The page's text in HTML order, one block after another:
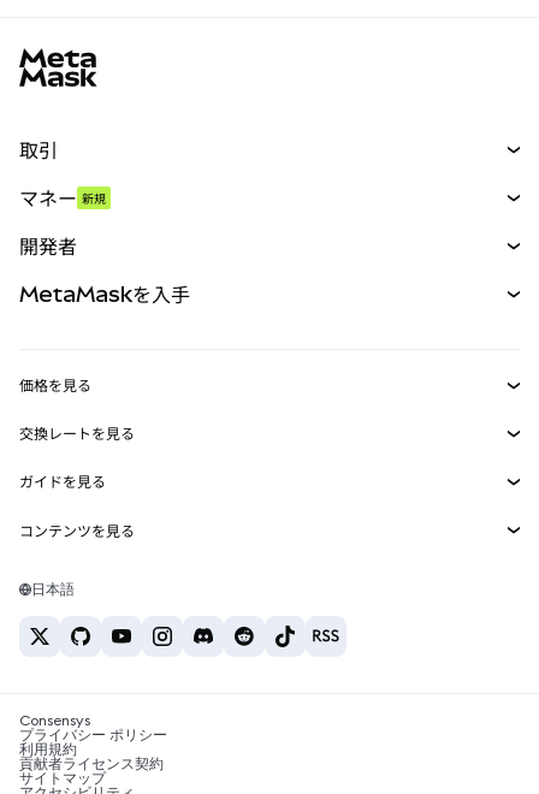
取引
パーペチュアル
RWA
マネー 新規
開発者
MetaMask Connect
Snaps
Web3サービス
MetaMaskを入手
セキュリティ
サポート
キャリア
お問い合わせ
価格を見る
イーサリアムの価格
Solanaの価格
Tetherの価格
交換レートを見る
ETH→USD
USDT→INR
BTC→INR
ETH→USDT
ガイドを見る
ETHの購入
USDTの購入
SHIBの購入
BNBの購入
コンテンツを見る
Solanaウォレット
税制関連ニュース
暗号資産の購入方法は？
日本語
Consensys
プライバシー ポリシー
利用規約
貢献者ライセンス契約
サイトマップ